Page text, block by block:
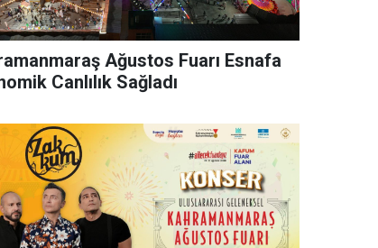
Ağustos Fuarı Esnafa
Canlılık Sağladı